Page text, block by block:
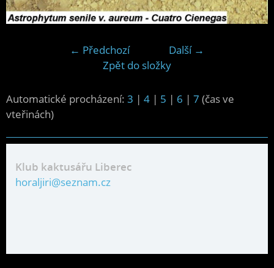
← Předchozí
Další →
Zpět do složky
Automatické procházení: 3 | 4 | 5 | 6 | 7 (čas ve
vteřinách)
Klub kaktusářu Liberec
horaljiri@seznam.cz